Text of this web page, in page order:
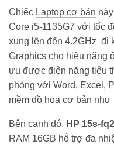
Chiếc Laptop cơ bản
Core i5-1135G7 với tốc
xung lên đến 4.2GHz đi
Graphics cho hiệu năng
ưu được điện năng tiêu
phòng với Word, Excel,
mềm đồ họa cơ bản như
Bên cạnh đó, HP 15s-
RAM 16GB hỗ trợ đa